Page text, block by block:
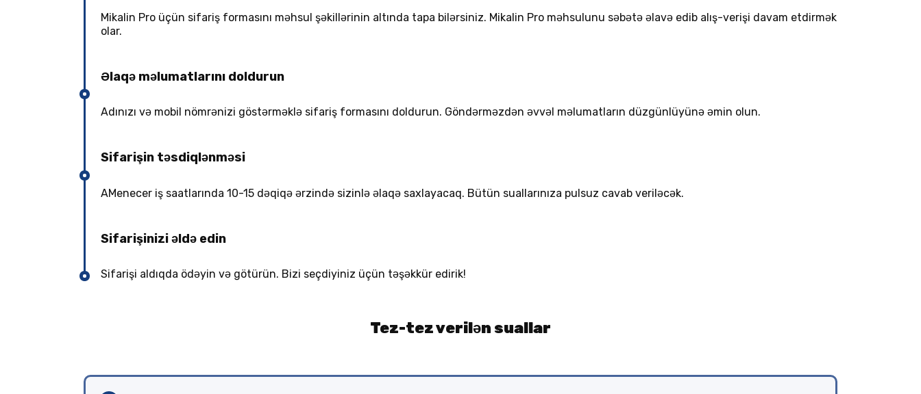
Mikalin Pro üçün sifariş formasını məhsul şəkillərinin altında tapa bilərsiniz. Mikalin Pro məhsulunu səbətə əlavə edib alış-verişi davam etdirmək
olar.
Əlaqə məlumatlarını doldurun
Adınızı və mobil nömrənizi göstərməklə sifariş formasını doldurun. Göndərməzdən əvvəl məlumatların düzgünlüyünə əmin olun.
Sifarişin təsdiqlənməsi
AMenecer iş saatlarında 10-15 dəqiqə ərzində sizinlə əlaqə saxlayacaq. Bütün suallarınıza pulsuz cavab veriləcək.
Sifarişinizi əldə edin
Sifarişi aldıqda ödəyin və götürün. Bizi seçdiyiniz üçün təşəkkür edirik!
Tez-tez verilən suallar